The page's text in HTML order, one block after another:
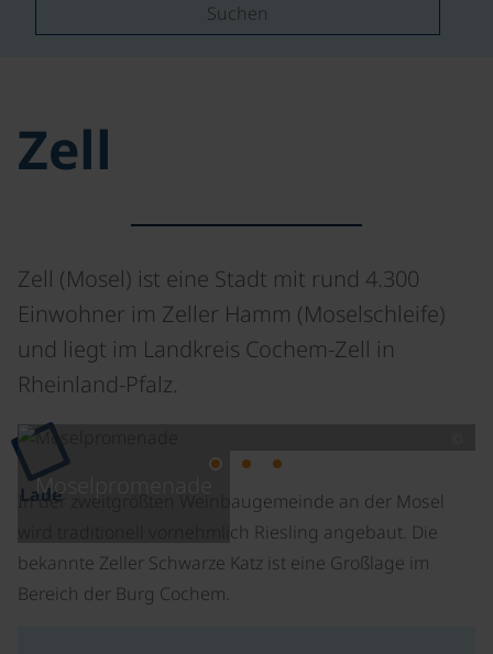
Suchen
Zell
Zell (Mosel) ist eine Stadt mit rund 4.300
Einwohner im Zeller Hamm (Moselschleife)
und liegt im Landkreis Cochem-Zell in
Rheinland-Pfalz.
Moselpromenade
Lade
In der zweitgrößten Weinbaugemeinde an der Mosel
wird traditionell vornehmlich Riesling angebaut. Die
bekannte Zeller Schwarze Katz ist eine Großlage im
Bereich der Burg Cochem.